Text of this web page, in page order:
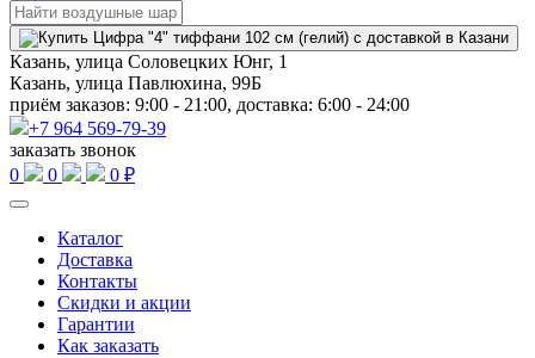
Казань, улица Соловецких Юнг, 1
Казань, улица Павлюхина, 99Б
приём заказов: 9:00 - 21:00, доставка: 6:00 - 24:00
+7 964 569-79-39
заказать звонок
0
0 0 ₽
Каталог
Доставка
Контакты
Скидки и акции
Гарантии
Как заказать